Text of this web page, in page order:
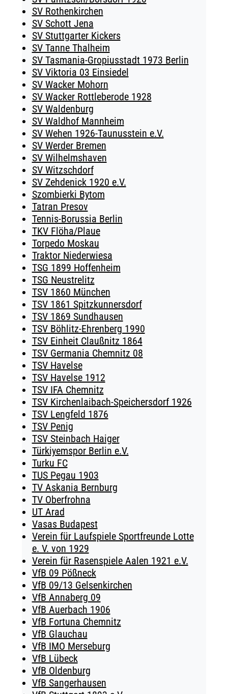
SV Rothenkirchen
SV Schott Jena
SV Stuttgarter Kickers
SV Tanne Thalheim
SV Tasmania-Gropiusstadt 1973 Berlin
SV Viktoria 03 Einsiedel
SV Wacker Mohorn
SV Wacker Rottleberode 1928
SV Waldenburg
SV Waldhof Mannheim
SV Wehen 1926-Taunusstein e.V.
SV Werder Bremen
SV Wilhelmshaven
SV Witzschdorf
SV Zehdenick 1920 e.V.
Szombierki Bytom
Tatran Presov
Tennis-Borussia Berlin
TKV Flöha/Plaue
Torpedo Moskau
Traktor Niederwiesa
TSG 1899 Hoffenheim
TSG Neustrelitz
TSV 1860 München
TSV 1861 Spitzkunnersdorf
TSV 1869 Sundhausen
TSV Böhlitz-Ehrenberg 1990
TSV Einheit Claußnitz 1864
TSV Germania Chemnitz 08
TSV Havelse
TSV Havelse 1912
TSV IFA Chemnitz
TSV Kirchenlaibach-Speichersdorf 1926
TSV Lengfeld 1876
TSV Penig
TSV Steinbach Haiger
Türkiyemspor Berlin e.V.
Turku FC
TUS Pegau 1903
TV Askania Bernburg
TV Oberfrohna
UT Arad
Vasas Budapest
Verein für Laufspiele Sportfreunde Lotte
e. V. von 1929
Verein für Rasenspiele Aalen 1921 e.V.
VfB 09 Pößneck
VfB 09/13 Gelsenkirchen
VfB Annaberg 09
VfB Auerbach 1906
VfB Fortuna Chemnitz
VfB Glauchau
VfB IMO Merseburg
VfB Lübeck
VfB Oldenburg
VfB Sangerhausen